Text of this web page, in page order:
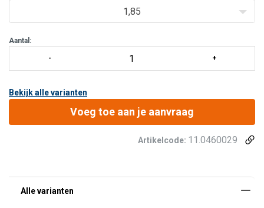
Vergelijkbaar met DIN 3081,85
Aantal:
Bekijk alle varianten
Voeg toe aan je aanvraag
Artikelcode: 11.0460029